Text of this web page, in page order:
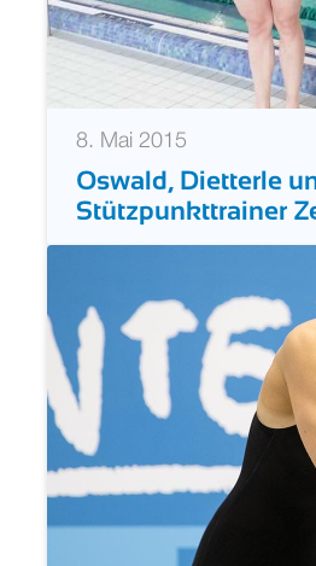
8. Mai 2015
Oswald, Dietterle
Stützpunkttrainer